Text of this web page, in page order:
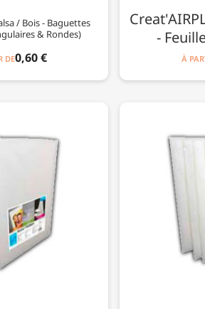
/ Bois - Baguettes
& Rondes)
DE0,60 €
-
À